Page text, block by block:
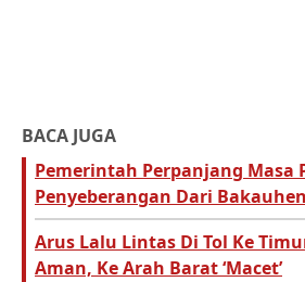
BACA JUGA
Pemerintah Perpanjang Masa
Penyeberangan Dari
Arus Lalu Lintas Di Tol Ke
Aman, Ke Arah Barat ‘Macet’